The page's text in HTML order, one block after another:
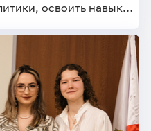
освоить навыки